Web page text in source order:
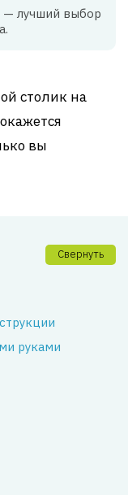
— лучший выбор
столик на
вы
Свернуть
руками